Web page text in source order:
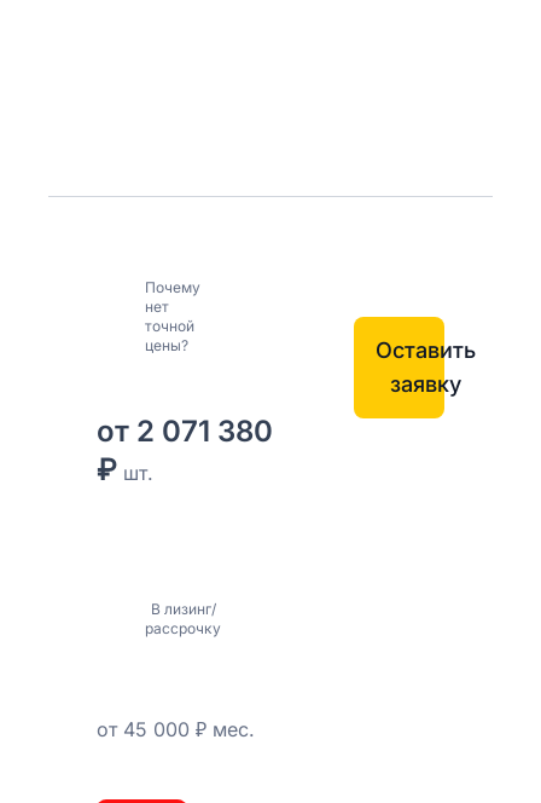
Почему
нет
точной
цены?
от 2 071 380
₽ шт.
Оставить
заявку
В лизинг/
рассрочку
от 45 000 ₽ мес.